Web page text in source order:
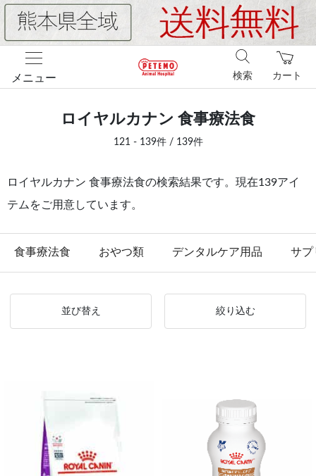
メニュー カート
検索
ロイヤルカナン 食事療法食
121 - 139件 / 139件
ロイヤルカナン 食事療法食の検索結果です。現在139アイ
テムをご用意しています。
食事療法食 おやつ類 デンタルケア用品 サプ
並び替え 絞り込む